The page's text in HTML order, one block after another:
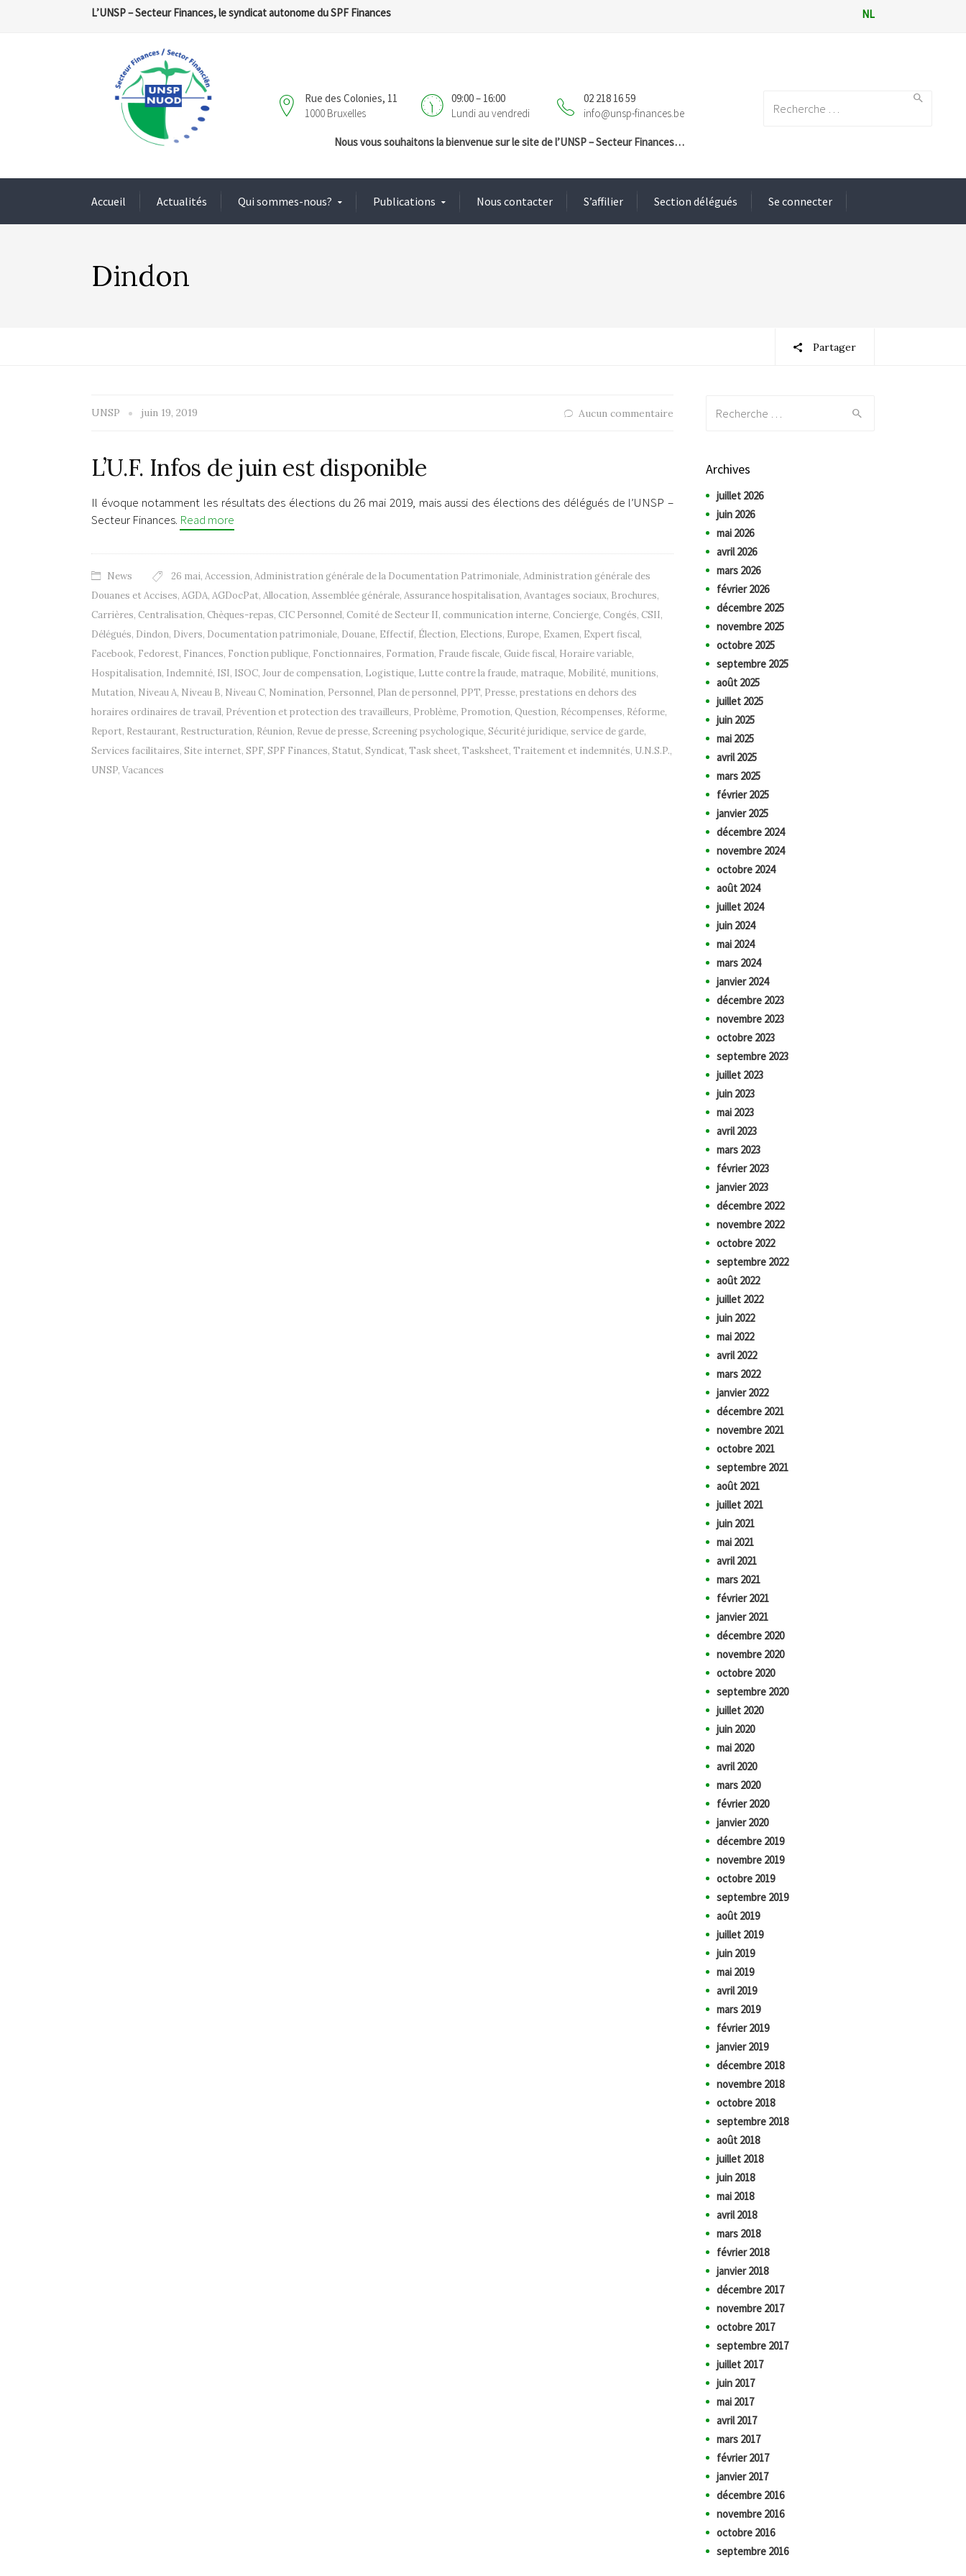
L’UNSP – Secteur Finances, le syndicat autonome du SPF Finances NL
02 218 16 59
info@unsp-finances.be
09:00 – 16:00
Lundi au vendredi
Rue des Colonies, 11
1000 Bruxelles
Nous vous souhaitons la bienvenue sur le site de l’UNSP – Secteur Finances…
Accueil Actualités Qui sommes-nous? Publications Nous contacter S’affilier Section délégués Se connecter
Dindon
Partager
UNSP juin 19, 2019 Aucun commentaire
L’U.F. Infos de juin est disponible
Il évoque notamment les résultats des élections du 26 mai 2019, mais aussi des élections des délégués de l’UNSP –
Secteur Finances. Read more
News 26 mai, Accession, Administration générale de la Documentation Patrimoniale, Administration générale des
Douanes et Accises, AGDA, AGDocPat, Allocation, Assemblée générale, Assurance hospitalisation, Avantages sociaux, Brochures,
Carrières, Centralisation, Chèques-repas, CIC Personnel, Comité de Secteur II, communication interne, Concierge, Congés, CSII,
Délégués, Dindon, Divers, Documentation patrimoniale, Douane, Effectif, Élection, Elections, Europe, Examen, Expert fiscal,
Facebook, Fedorest, Finances, Fonction publique, Fonctionnaires, Formation, Fraude fiscale, Guide fiscal, Horaire variable,
Hospitalisation, Indemnité, ISI, ISOC, Jour de compensation, Logistique, Lutte contre la fraude, matraque, Mobilité, munitions,
Mutation, Niveau A, Niveau B, Niveau C, Nomination, Personnel, Plan de personnel, PPT, Presse, prestations en dehors des
horaires ordinaires de travail, Prévention et protection des travailleurs, Problème, Promotion, Question, Récompenses, Réforme,
Report, Restaurant, Restructuration, Réunion, Revue de presse, Screening psychologique, Sécurité juridique, service de garde,
Services facilitaires, Site internet, SPF, SPF Finances, Statut, Syndicat, Task sheet, Tasksheet, Traitement et indemnités, U.N.S.P.,
UNSP, Vacances
Archives
juillet 2026
juin 2026
mai 2026
avril 2026
mars 2026
février 2026
décembre 2025
novembre 2025
octobre 2025
septembre 2025
août 2025
juillet 2025
juin 2025
mai 2025
avril 2025
mars 2025
février 2025
janvier 2025
décembre 2024
novembre 2024
octobre 2024
août 2024
juillet 2024
juin 2024
mai 2024
mars 2024
janvier 2024
décembre 2023
novembre 2023
octobre 2023
septembre 2023
juillet 2023
juin 2023
mai 2023
avril 2023
mars 2023
février 2023
janvier 2023
décembre 2022
novembre 2022
octobre 2022
septembre 2022
août 2022
juillet 2022
juin 2022
mai 2022
avril 2022
mars 2022
janvier 2022
décembre 2021
novembre 2021
octobre 2021
septembre 2021
août 2021
juillet 2021
juin 2021
mai 2021
avril 2021
mars 2021
février 2021
janvier 2021
décembre 2020
novembre 2020
octobre 2020
septembre 2020
juillet 2020
juin 2020
mai 2020
avril 2020
mars 2020
février 2020
janvier 2020
décembre 2019
novembre 2019
octobre 2019
septembre 2019
août 2019
juillet 2019
juin 2019
mai 2019
avril 2019
mars 2019
février 2019
janvier 2019
décembre 2018
novembre 2018
octobre 2018
septembre 2018
août 2018
juillet 2018
juin 2018
mai 2018
avril 2018
mars 2018
février 2018
janvier 2018
décembre 2017
novembre 2017
octobre 2017
septembre 2017
juillet 2017
juin 2017
mai 2017
avril 2017
mars 2017
février 2017
janvier 2017
décembre 2016
novembre 2016
octobre 2016
septembre 2016